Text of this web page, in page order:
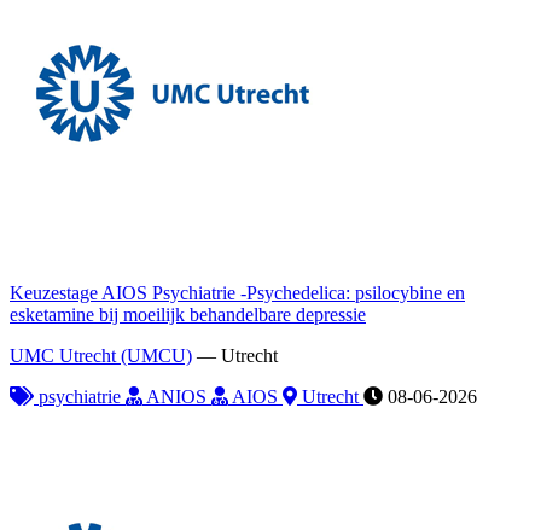
Keuzestage AIOS Psychiatrie -Psychedelica: psilocybine en
esketamine bij moeilijk behandelbare depressie
UMC Utrecht (UMCU) — Utrecht
psychiatrie
ANIOS AIOS Utrecht 08-06-2026